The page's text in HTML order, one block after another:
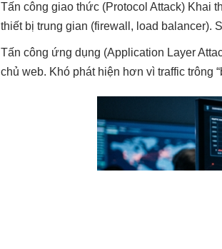
Tấn công giao thức (Protocol Attack) Khai
thiết bị trung gian (firewall, load balancer).
Tấn công ứng dụng (Application Layer
chủ web. Khó phát hiện hơn vì traffic trông